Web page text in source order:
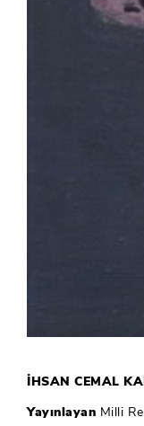
İHSAN CEMAL
Yayınlayan Milli